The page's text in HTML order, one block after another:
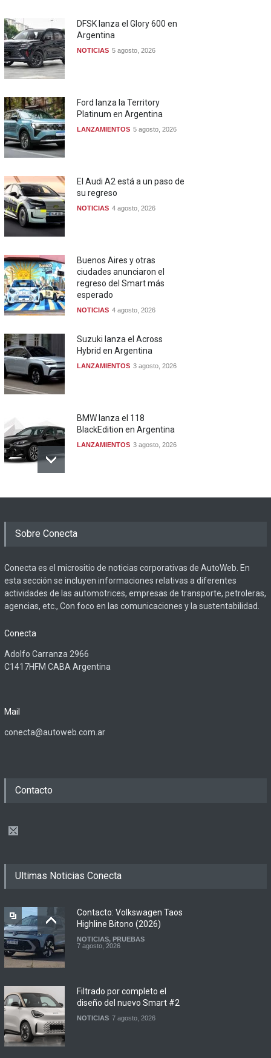
DFSK lanza el Glory 600 en
Argentina
NOTICIAS 5 agosto, 2026
Ford lanza la Territory
Platinum en Argentina
LANZAMIENTOS 5 agosto, 2026
El Audi A2 está a un paso de
su regreso
NOTICIAS 4 agosto, 2026
Buenos Aires y otras
ciudades anunciaron el
regreso del Smart más
esperado
NOTICIAS 4 agosto, 2026
Suzuki lanza el Across
Hybrid en Argentina
LANZAMIENTOS 3 agosto, 2026
BMW lanza el 118
BlackEdition en Argentina
LANZAMIENTOS 3 agosto, 2026
Sobre Conecta
Conecta es el micrositio de noticias corporativas de AutoWeb. En
esta sección se incluyen informaciones relativas a diferentes
actividades de las automotrices, empresas de transporte, petroleras,
agencias, etc., Con foco en las comunicaciones y la sustentabilidad.
Conecta
Adolfo Carranza 2966
C1417HFM CABA Argentina
Mail
conecta@autoweb.com.ar
Contacto
Ultimas Noticias Conecta
Contacto: Volkswagen Taos
Highline Bitono (2026)
NOTICIAS, PRUEBAS
7 agosto, 2026
Filtrado por completo el
diseño del nuevo Smart #2
NOTICIAS 7 agosto, 2026